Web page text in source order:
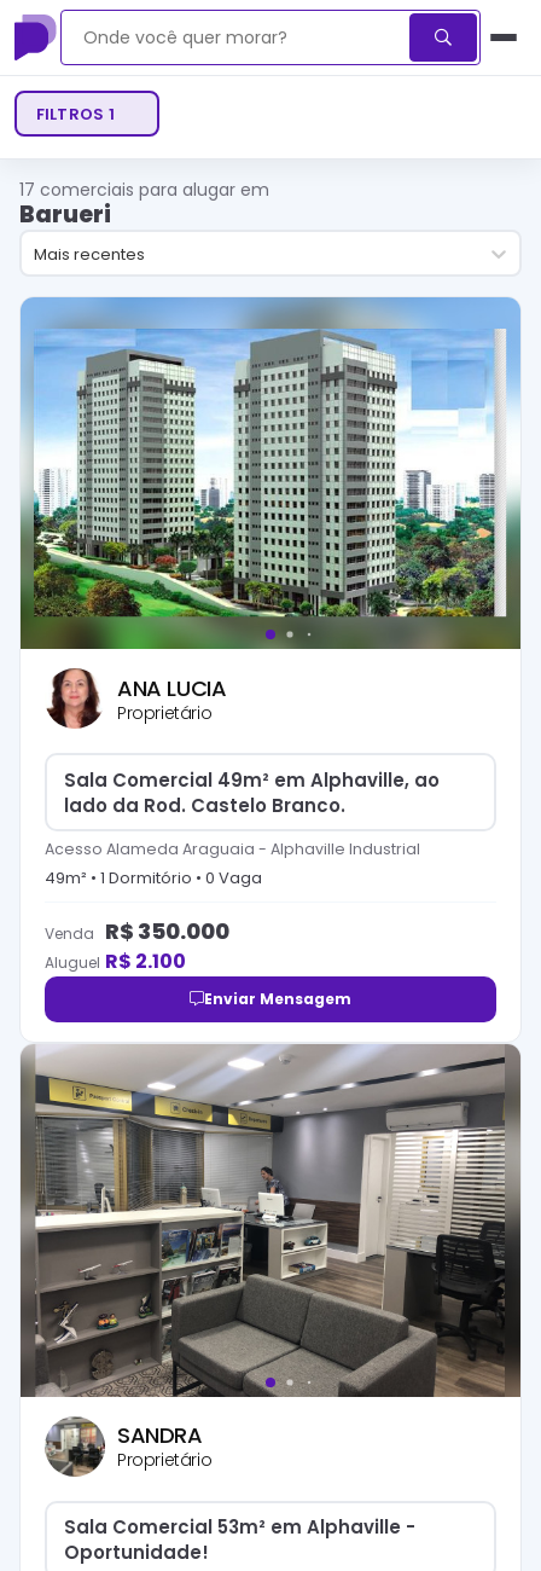
FILTROS 1
17 comerciais para alugar em
Barueri
Mais recentes
ANA LUCIA
Proprietário
Sala Comercial 49m² em Alphaville, ao
lado da Rod. Castelo Branco.
Acesso Alameda Araguaia - Alphaville Industrial
49m² • 1 Dormitório • 0 Vaga
Venda R$ 350.000
Aluguel R$ 2.100
Enviar Mensagem
SANDRA
Proprietário
Sala Comercial 53m² em Alphaville -
Oportunidade!